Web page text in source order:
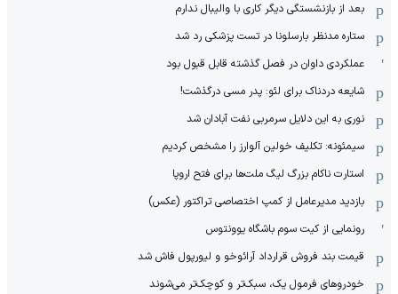
بعد از بازنشستگی دیگر کاری با والیبال ندارم
ستاره مدنظر بارسلونا در تست پزشکی رد شد
عملکردی داوان در فصل گذشته قابل قبول بود
شایعه دردناک برای لئو: پدر مسی درگذشت!
نوری به این دلایل سرمربی نفت آبادان شد
سیمئونه: تکلیف خولین آلوارز را مشخص کردیم
استارت ناکام بزرگ لیگ ملت‌ها برای فتح اروپا
بازدید مدیرعامل از کمپ اختصاصی تراکتور (عکس)
رونمایی از کیت سوم باشگاه یوونتوس
قیمت بند فروش قرارداد آرائوخو و لیورپول فاش شد
خودروهای فرمول یک، سبک‌تر و کوچک‌تر می‌شوند